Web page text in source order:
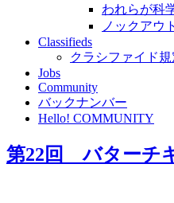
われらが科
ノックアウ
Classifieds
クラシファイド規
Jobs
Community
バックナンバー
Hello! COMMUNITY
第22回 バターチ